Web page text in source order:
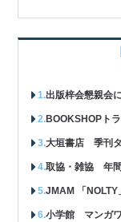
出版梓会懇親会
BOOKSHOPト
大垣書店 季刊
取協・雑協 年
JMAM 「NOLTY
小学館 マンガ